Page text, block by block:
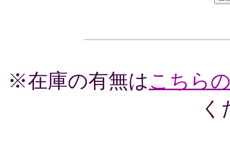
※在庫の有無はこちら
く